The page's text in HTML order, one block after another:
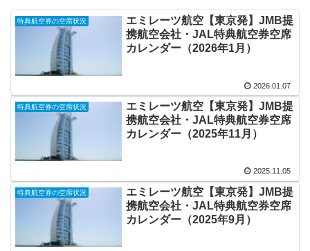
特典航空券の空席状況
エミレーツ航空【東京発】JMB提
携航空会社・JAL特典航空券空席
カレンダー（2026年1月）
2026.01.07
特典航空券の空席状況
エミレーツ航空【東京発】JMB提
携航空会社・JAL特典航空券空席
カレンダー（2025年11月）
2025.11.05
特典航空券の空席状況
エミレーツ航空【東京発】JMB提
携航空会社・JAL特典航空券空席
カレンダー（2025年9月）